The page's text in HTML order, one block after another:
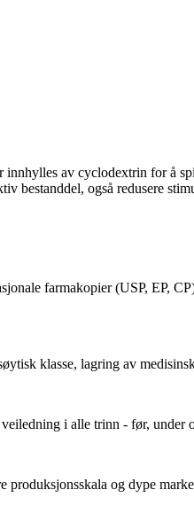
av cyclodextrin for
bestanddel, også redusere
farmakopier (USP, EP,
klasse, lagring av
i alle trinn - før, under
og dype